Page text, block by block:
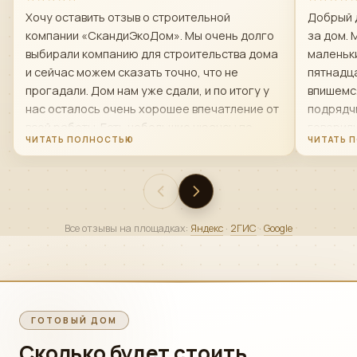
Хочу оставить отзыв о строительной
компании «СкандиЭкоДом». Мы очень долго
выбирали компанию для строительства дома
и сейчас можем сказать точно, что не
прогадали. Дом нам уже сдали, и по итогу у
нас осталось очень хорошее впечатление от
всей работы. Есть небольшие нюансы по
поводу первой бригады строителей- мы
,так как нас не устраивало качество и
скорость работы и менно той бригады. Чисто
Офис решает вопросы быстро. В спорных или
экономили наши деньги, но не за счет
качества и не по принципу удешевить. Но и мы
не сидели сложа руки, очень активно
Добрый
за дом.
хорошо.
Все отзывы на площадках: Яндекс · 2ГИС · Google
ГОТОВЫЙ ДОМ